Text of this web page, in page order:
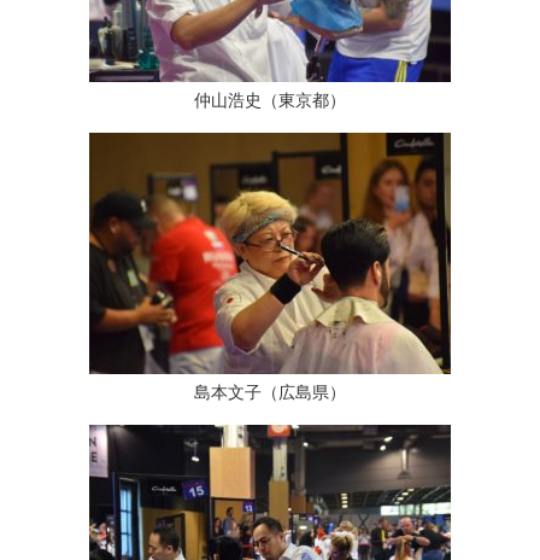
仲山浩史（東京都）
島本文子（広島県）